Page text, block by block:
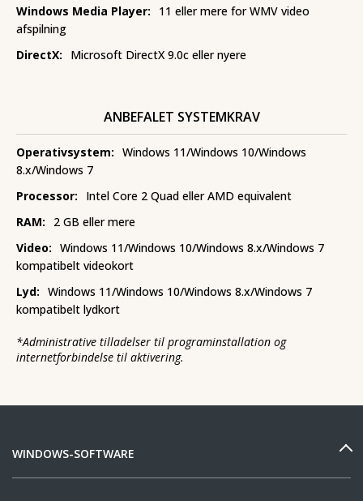
Windows Media Player:
11 eller mere for WMV video
afspilning
DirectX:
Microsoft DirectX 9.0c eller nyere
ANBEFALET SYSTEMKRAV
Operativsystem: Windows 11/Windows 10/Windows
8.x/Windows 7
Processor:
Intel Core 2 Quad eller AMD equivalent
RAM:
2 GB eller mere
Video: Windows 11/Windows 10/Windows 8.x/Windows 7
kompatibelt videokort
Lyd: Windows 11/Windows 10/Windows 8.x/Windows 7
kompatibelt lydkort
*Administrative tilladelser til programinstallation og
internetforbindelse til aktivering.
WINDOWS-SOFTWARE